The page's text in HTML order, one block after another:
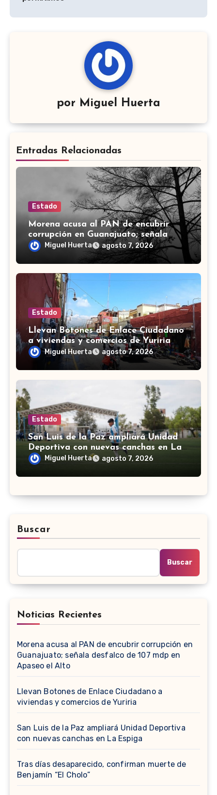
por Miguel Huerta
Entradas Relacionadas
Estado
Morena acusa al PAN de encubrir
corrupción en Guanajuato; señala
desfalco de 107 mdp en Apaseo el
Miguel Huerta agosto 7, 2026
Estado
Llevan Botones de Enlace Ciudadano
a viviendas y comercios de Yuriria
Miguel Huerta agosto 7, 2026
Estado
San Luis de la Paz ampliará Unidad
Deportiva con nuevas canchas en La
EspigaMiguel Huerta agosto 7, 2026
Buscar
Buscar
Noticias Recientes
Morena acusa al PAN de encubrir corrupción en
Guanajuato; señala desfalco de 107 mdp en
Apaseo el Alto
Llevan Botones de Enlace Ciudadano a
viviendas y comercios de Yuriria
San Luis de la Paz ampliará Unidad Deportiva
con nuevas canchas en La Espiga
Tras días desaparecido, confirman muerte de
Benjamín “El Cholo”